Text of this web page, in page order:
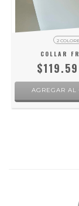
2
COLLAR
AGREGAR AL